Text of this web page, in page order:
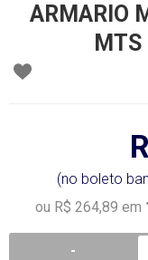
ARMARIO
(no boleto
ou R$ 264,89 em
-